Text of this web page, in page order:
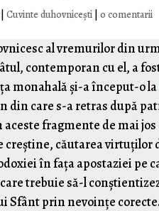
|Cuvinte duhovnicești |0 comentarii
al vremurilor din
contemporan cu el, a
monahală și-a început-o la
din care s-a retras după
fragmente de mai
căutarea virtuților
în fața apostaziei pe
trebuie să-l
Sfânt prin nevoințe corecte.